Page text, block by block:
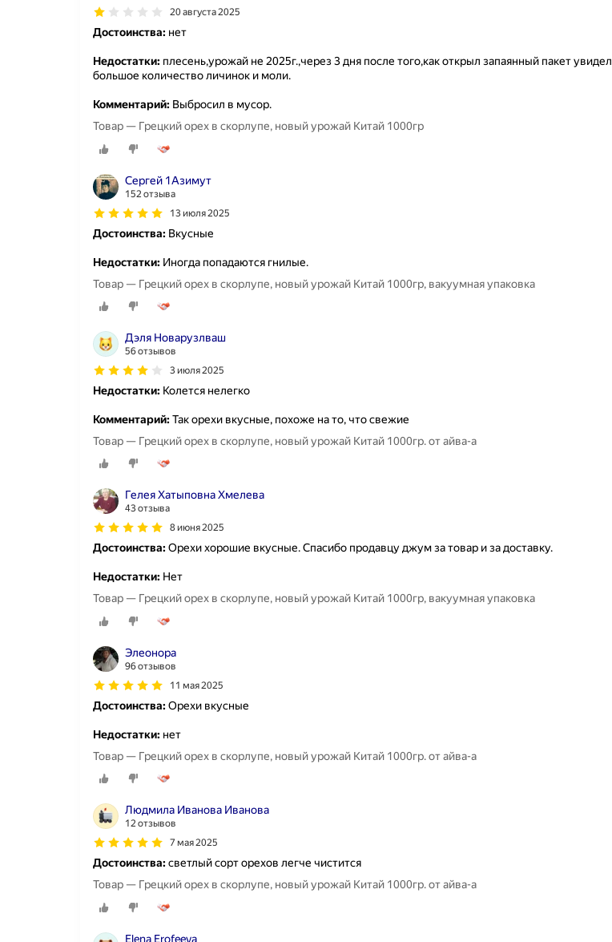
20 августа 2025
Достоинства: нет
Недостатки: плесень,урожай не 2025г.,через 3 дня после того,как открыл запаянный пакет увидел
большое количество личинок и моли.
Комментарий: Выбросил в мусор.
Товар — Грецкий орех в скорлупе, новый урожай Китай 1000гр
Сергей 1Азимут
152 отзыва
13 июля 2025
Достоинства: Вкусные
Недостатки: Иногда попадаются гнилые.
Товар — Грецкий орех в скорлупе, новый урожай Китай 1000гр, вакуумная упаковка
Дэля Новарузлваш
56 отзывов
3 июля 2025
Недостатки: Колется нелегко
Комментарий:Так орехи вкусные, похоже на то, что свежие
Товар — Грецкий орех в скорлупе, новый урожай Китай 1000гр. от айва-а
Гелея Хатыповна Хмелева
43 отзыва
8 июня 2025
Достоинства:Орехи хорошие вкусные. Спасибо продавцу джум за товар и за доставку.
Недостатки: Нет
Товар — Грецкий орех в скорлупе, новый урожай Китай 1000гр, вакуумная упаковка
Элеонора
96 отзывов
11 мая 2025
Достоинства:Орехи вкусные
Недостатки: нет
Товар — Грецкий орех в скорлупе, новый урожай Китай 1000гр. от айва-а
Людмила Иванова Иванова
12 отзывов
7 мая 2025
Достоинства:светлый сорт орехов легче чистится
Товар — Грецкий орех в скорлупе, новый урожай Китай 1000гр. от айва-а
Elena Erofeeva